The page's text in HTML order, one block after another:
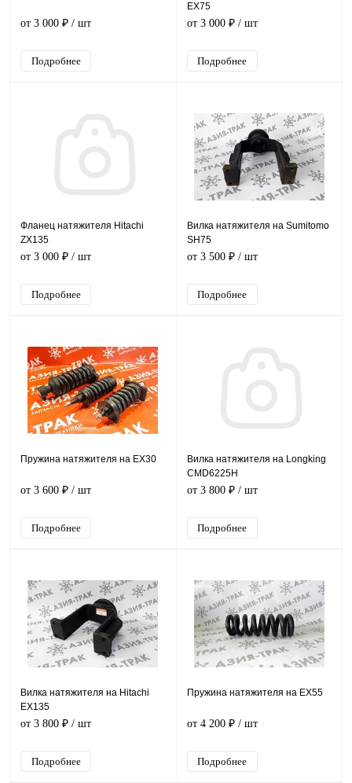
от 3 000 ₽ / шт
Подробнее
EX75
от 3 000 ₽/ шт
Подробнее
Фланец натяжителя Hitachi
ZX135
от 3 000 ₽ / шт
Подробнее
Вилка натяжителя на Sumitomo
SH75
от 3 500 ₽/ шт
Подробнее
Пружина натяжителя на EX30
от 3 600 ₽ / шт
Подробнее
Вилка натяжителя на Longking
CMD6225H
от 3 800 ₽/ шт
Подробнее
Вилка натяжителя на Hitachi
EX135
от 3 800 ₽ / шт
Подробнее
Пружина натяжителя на EX55
от 4 200 ₽/ шт
Подробнее